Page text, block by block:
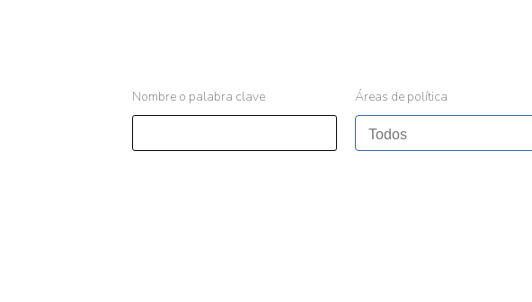
Nombre o palabra clave Áreas de política